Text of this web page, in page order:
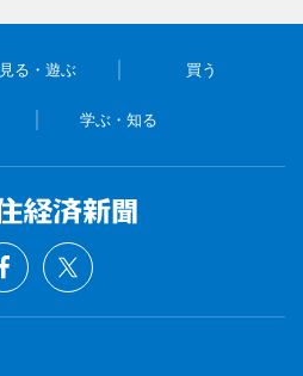
見る・遊ぶ 買う
学ぶ・知る